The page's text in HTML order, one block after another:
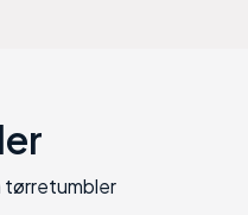
tørretumbler